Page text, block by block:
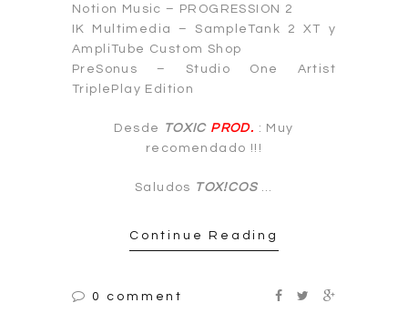
Notion Music – PROGRESSION 2
IK Multimedia – SampleTank 2 XT y
AmpliTube Custom Shop
PreSonus – Studio One Artist
TriplePlay Edition
Desde TOXIC PROD. : Muy
recomendado !!!
Saludos TOX!COS …
Continue Reading
0 comment